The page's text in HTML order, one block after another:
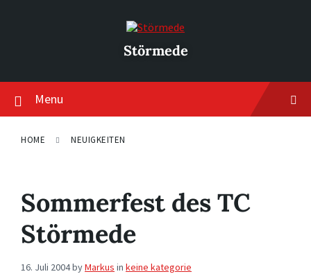
Störmede
Menu
HOME NEUIGKEITEN
Sommerfest des TC
Störmede
16. Juli 2004byMarkus in keine kategorie